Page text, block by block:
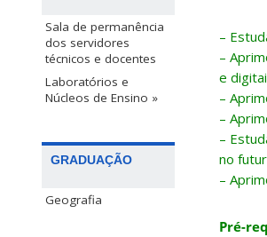
Sala de permanência
dos servidores
técnicos e docentes
Laboratórios e
Núcleos de Ensino »
GRADUAÇÃO
Geografia
–
–
e
–
–
–
no
–
Pré-